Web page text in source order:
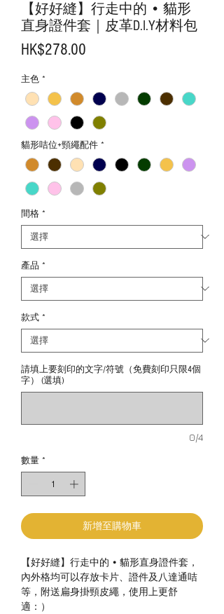
【好好縫】行走中的 • 貓形
直身證件套｜皮革D.I.Y材料包
HK$278.00
主色 *
貓形咭位+頸繩配件 *
間格 *
產品 *
款式 *
請填上要刻印的文字/符號（免費刻印只限4個
字） (選填)
0/4
數量 *
新增至購物車
【好好縫】行走中的 • 貓形直身證件套，
內外格均可以存放卡片、證件及八達通咭
等，附送扁身掛頸皮繩，使用上更舒
適：）